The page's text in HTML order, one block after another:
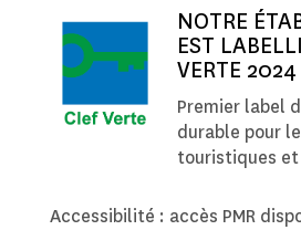
NOTRE
EST
VERTE 2024
Premier label
durable pour
touristiques
Accessibilité : accès PMR